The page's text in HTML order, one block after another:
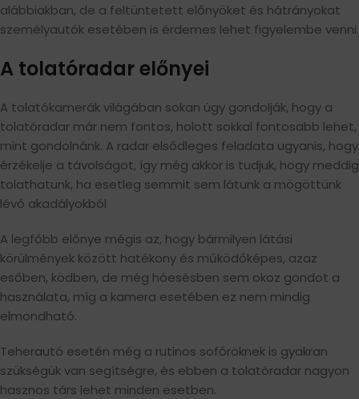
alábbiakban, de a feltüntetett előnyöket és hátrányokat
személyautók esetében is érdemes lehet figyelembe venni.
A tolatóradar előnyei
A tolatókamerák világában sokan úgy gondolják, hogy a
tolatóradar már nem fontos, holott sokkal fontosabb lehet,
mint gondolnánk. A radar elsődleges feladata ugyanis, hogy
érzékelje a távolságot, így még akkor is tudjuk, hogy meddig
tolathatunk, ha esetleg semmit sem látunk a mögöttünk
lévő akadályokból
A legfőbb előnye mégis az, hogy bármilyen látási
körülmények között hatékony és működőképes, azaz
esőben, ködben, de még hóesésben sem okoz gondot a
használata, míg a kamera esetében ez nem mindig
elmondható.
Teherautó esetén még a rutinos sofőröknek is gyakran
szükségük van segítségre, és ebben a tolatóradar nagyon
hasznos társ lehet minden esetben.